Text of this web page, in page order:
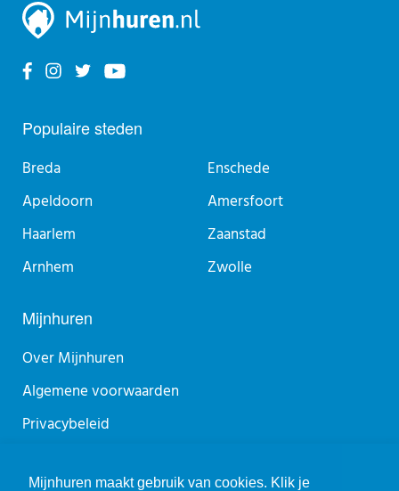
Mijnhuren maakt gebruik van cookies. Klik je
Populaire steden
Breda
Apeldoorn
Haarlem
Arnhem
Enschede
Amersfoort
Zaanstad
Zwolle
Mijnhuren
Over Mijnhuren
Algemene voorwaarden
Privacybeleid